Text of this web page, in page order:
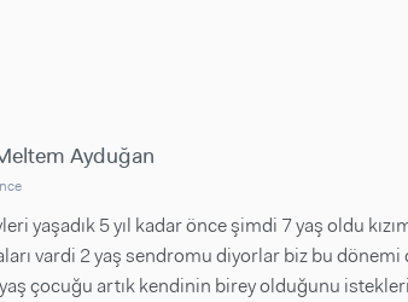
Ayduğan
yaşadık 5 yıl kadar önce şimdi 7 yaş oldu
vardi 2 yaş sendromu diyorlar biz bu
çocuğu artık kendinin birey olduğunu